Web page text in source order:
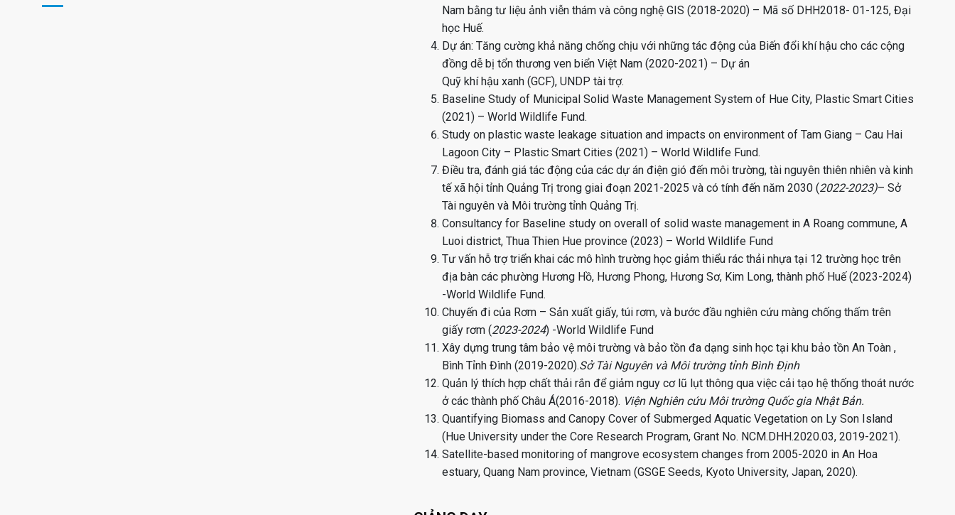
Nam bằng tư liệu ảnh viễn thám và công nghệ GIS (2018-2020) – Mã số DHH2018- 01-125, Đại
học Huế.
Dự án: Tăng cường khả năng chống chịu với những tác động của Biến đổi khí hậu cho các cộng
đồng dễ bị tổn thương ven biển Việt Nam (2020-2021) – Dự án
Quỹ khí hậu xanh (GCF), UNDP tài trợ.
Baseline Study of Municipal Solid Waste Management System of Hue City, Plastic Smart Cities
(2021) – World Wildlife Fund.
Study on plastic waste leakage situation and impacts on environment of Tam Giang – Cau Hai
Lagoon City – Plastic Smart Cities (2021) – World Wildlife Fund.
Điều tra, đánh giá tác động của các dự án điện gió đến môi trường, tài nguyên thiên nhiên và kinh
tế xã hội tỉnh Quảng Trị trong giai đoạn 2021-2025 và có tính đến năm 2030 (2022-2023)– Sở
Tài nguyên và Môi trường tỉnh Quảng Trị.
Consultancy for Baseline study on overall of solid waste management in A Roang commune, A
Luoi district, Thua Thien Hue province (2023) – World Wildlife Fund
Tư vấn hỗ trợ triển khai các mô hình trường học giảm thiểu rác thải nhựa tại 12 trường học trên
địa bàn các phường Hương Hồ, Hương Phong, Hương Sơ, Kim Long, thành phố Huế (2023-2024)
-World Wildlife Fund.
Chuyến đi của Rơm – Sản xuất giấy, túi rơm, và bước đầu nghiên cứu màng chống thấm trên
giấy rơm (2023-2024) -World Wildlife Fund
Xây dựng trung tâm bảo vệ môi trường và bảo tồn đa dạng sinh học tại khu bảo tồn An Toàn ,
Bình Tỉnh Đình (2019-2020).Sở Tài Nguyên và Môi trường tỉnh Bình Định
Quản lý thích hợp chất thải rắn để giảm nguy cơ lũ lụt thông qua việc cải tạo hệ thống thoát nước
ở các thành phố Châu Á(2016-2018). Viện Nghiên cứu Môi trường Quốc gia Nhật Bản.
Quantifying Biomass and Canopy Cover of Submerged Aquatic Vegetation on Ly Son Island
(Hue University under the Core Research Program, Grant No. NCM.DHH.2020.03, 2019-2021).
Satellite-based monitoring of mangrove ecosystem changes from 2005-2020 in An Hoa
estuary, Quang Nam province, Vietnam (GSGE Seeds, Kyoto University, Japan, 2020).